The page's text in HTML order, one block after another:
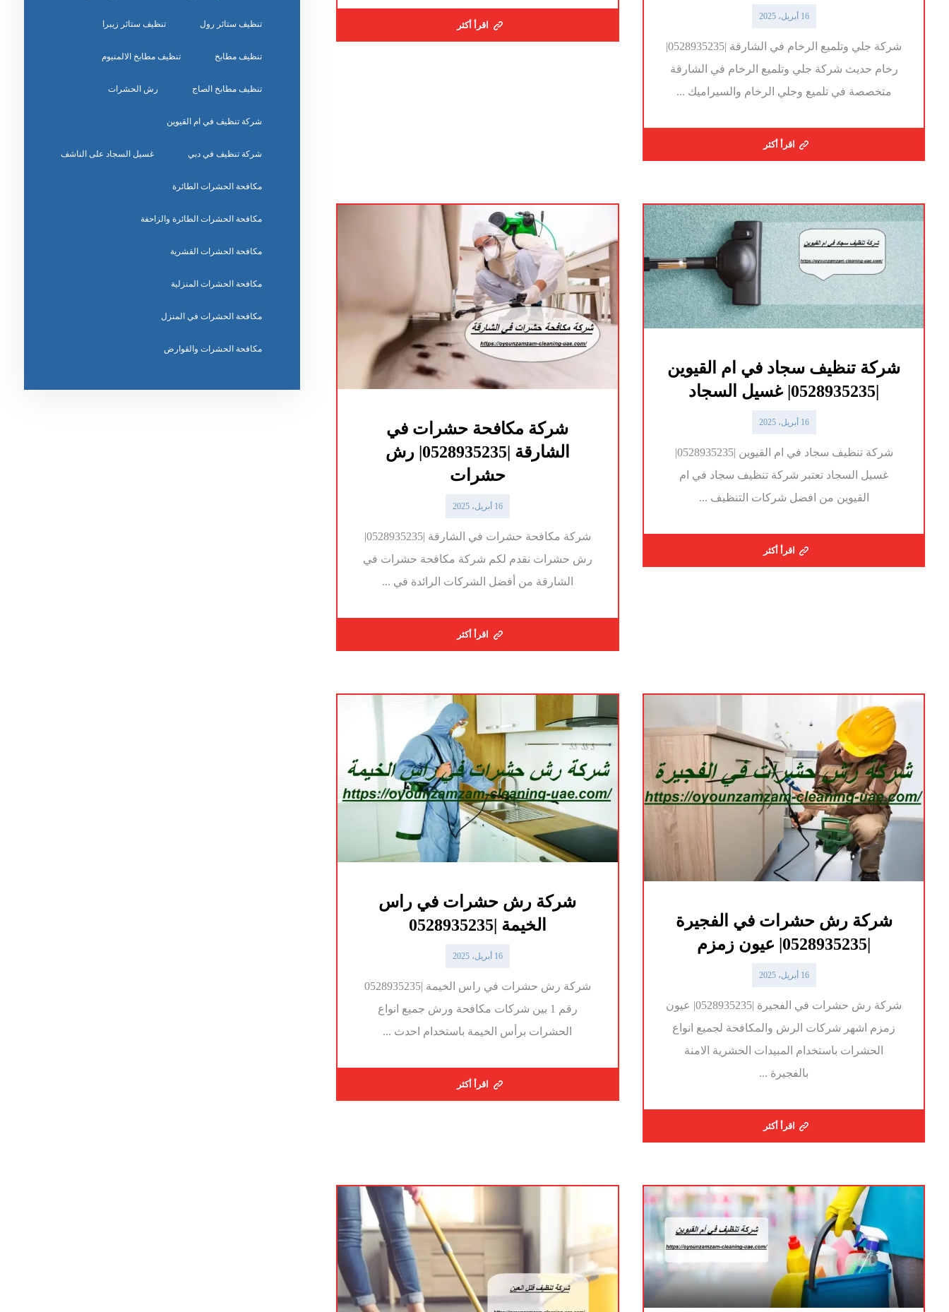
16 أبريل، 2025
شركة جلي وتلميع الرخام في الشارقة |0528935235|
رخام حديث شركة جلي وتلميع الرخام في الشارقة
متخصصة في تلميع وجلي الرخام والسيراميك ...
اقرأ أكثر
اقرأ أكثر
شركة تنظيف سجاد في ام القيوين
16 أبريل، 2025
شركة تنظيف سجاد في ام القيوين |0528935235|
غسيل السجاد تعتبر شركة تنظيف سجاد في ام
القيوين من افضل شركات التنظيف ...
اقرأ أكثر
شركة مكافحة حشرات في
الشارقة |0528935235| رش
حشرات
16 أبريل، 2025
شركة مكافحة حشرات في الشارقة |0528935235|
رش حشرات نقدم لكم شركة مكافحة حشرات في
الشارقة من أفضل الشركات الرائدة في ...
اقرأ أكثر
شركة رش حشرات في الفجيرة
16 أبريل، 2025
شركة رش حشرات في الفجيرة |0528935235| عيون
زمزم اشهر شركات الرش والمكافحة لجميع انواع
الحشرات باستخدام المبيدات الحشرية الامنة
بالفجيرة ...
اقرأ أكثر
شركة رش حشرات في راس
الخيمة |0528935235
16 أبريل، 2025
شركة رش حشرات في راس الخيمة |0528935235
رقم 1 بين شركات مكافحة ورش جميع انواع
الحشرات برأس الخيمة باستخدام احدث ...
اقرأ أكثر
تنظيف ستائر رول تنظيف ستائر زيبرا
تنظيف مطابخ تنظيف مطابخ الالمنيوم
تنظيف مطابخ الصاج رش الحشرات
شركة تنظيف في ام القيوين
شركة تنظيف في دبي غسيل السجاد على الناشف
مكافحة الحشرات الطائرة
مكافحة الحشرات الطائرة والزاحفة
مكافحة الحشرات القشرية
مكافحة الحشرات المنزلية
مكافحة الحشرات في المنزل
مكافحة الحشرات والقوارض